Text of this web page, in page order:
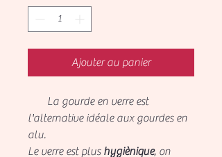
Ajouter au panier
La gourde en verre est
l'alternative idéale aux gourdes en
alu.
Le verre est plus hygiènique, on